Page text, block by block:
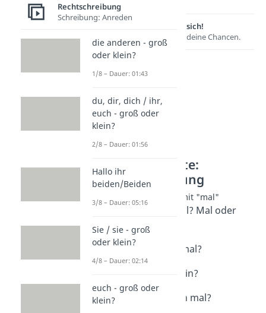
Lernen lohnt sich!
Entdecke hier deine Chancen.
Weitere Inhalte:
Rechtschreibung
Schreibung: Wörter mit "mal"
einmal oder ein Mal? Mal oder
mal?
Dauer: 03:54
erstmal oder erst mal?
Dauer: 01:44
mal - groß oder klein?
Dauer: 04:28
nochmal oder noch mal?
Rechtschreibung
Schreibung: Anreden
die anderen - groß
oder klein?
1/8 – Dauer: 01:43
du, dir, dich / ihr,
euch - groß oder
klein?
2/8 – Dauer: 01:56
Hallo ihr
beiden/Beiden
3/8 – Dauer: 05:16
Sie / sie - groß
oder klein?
4/8 – Dauer: 02:14
euch - groß oder
klein?